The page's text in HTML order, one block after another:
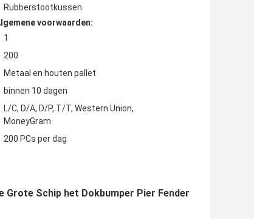
Rubberstootkussen
voorwaarden:
1
200
Metaal en houten pallet
binnen 10 dagen
L/C, D/A, D/P, T/T, Western Union,
MoneyGram
200 PCs per dag
Schip het Dokbumper Pier Fender